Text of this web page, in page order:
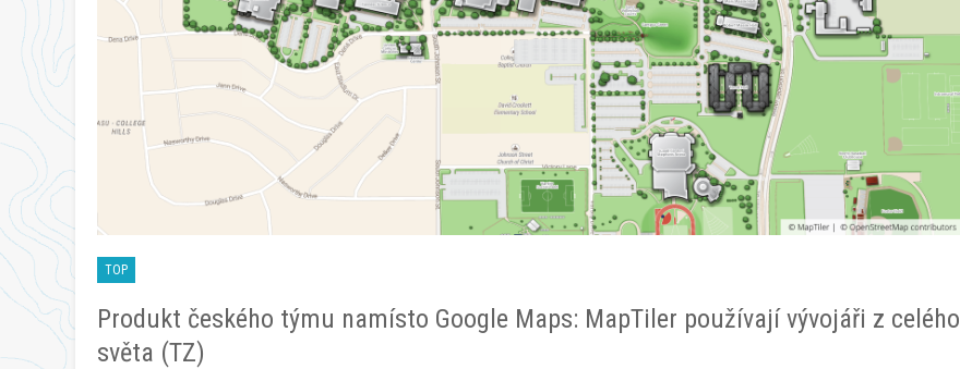
TOP
Produkt českého týmu namísto Google Maps: MapTiler používají vývojáři z celého
světa (TZ)